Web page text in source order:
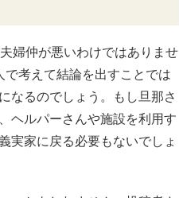
婦仲が悪いわけではありませ
考えて結論を出すことでは
なるのでしょう。もし旦那さ
ヘルパーさんや施設を利用す
実家に戻る必要もないでしょ